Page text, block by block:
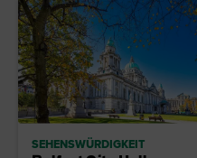
SEHENSWÜRDIGKEIT